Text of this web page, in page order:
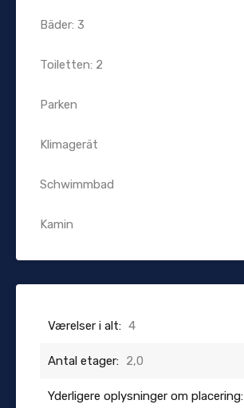
Bäder: 3
Toiletten: 2
Parken
Klimagerät
Schwimmbad
Kamin
Værelser i alt: 4
Antal etager: 2,0
Yderligere oplysninger om placering: